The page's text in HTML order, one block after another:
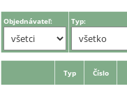
Objednávateľ: Typ:
Typ Číslo